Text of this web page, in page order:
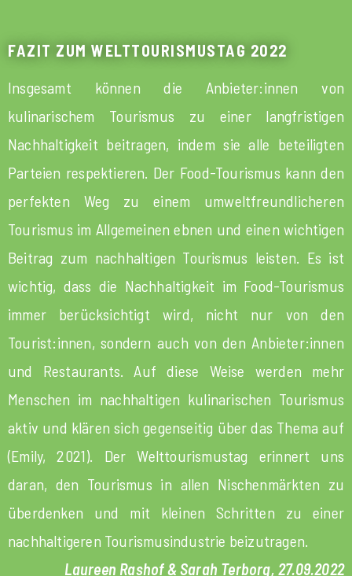
FAZIT ZUM WELTTOURISMUSTAG 2022
Insgesamt können die Anbieter:innen von
kulinarischem Tourismus zu einer langfristigen
Nachhaltigkeit beitragen, indem sie alle beteiligten
Parteien respektieren. Der Food-Tourismus kann den
perfekten Weg zu einem umweltfreundlicheren
Tourismus im Allgemeinen ebnen und einen wichtigen
Beitrag zum nachhaltigen Tourismus leisten. Es ist
wichtig, dass die Nachhaltigkeit im Food-Tourismus
immer berücksichtigt wird, nicht nur von den
Tourist:innen, sondern auch von den Anbieter:innen
und Restaurants. Auf diese Weise werden mehr
Menschen im nachhaltigen kulinarischen Tourismus
aktiv und klären sich gegenseitig über das Thema auf
(Emily, 2021). Der Welttourismustag erinnert uns
daran, den Tourismus in allen Nischenmärkten zu
überdenken und mit kleinen Schritten zu einer
nachhaltigeren Tourismusindustrie beizutragen.
Laureen Rashof & Sarah Terborg, 27.09.2022